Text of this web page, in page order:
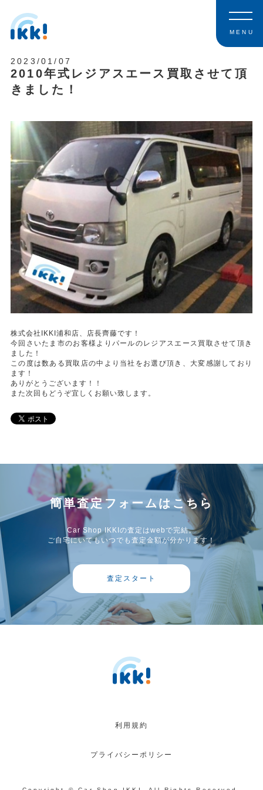
MENU
2023/01/07
2010年式レジアスエース買取させて頂
きました！
株式会社IKKI浦和店、店長齊藤です！
今回さいたま市のお客様よりパールのレジアスエース買取させて頂き
ました！
この度は数ある買取店の中より当社をお選び頂き、大変感謝しており
ます！
ありがとうございます！！
また次回もどうぞ宜しくお願い致します。
簡単査定フォームはこちら
Car Shop IKKIの査定はwebで完結。
ご自宅にいてもいつでも査定金額が分かります！
査定スタート
利用規約
プライバシーポリシー